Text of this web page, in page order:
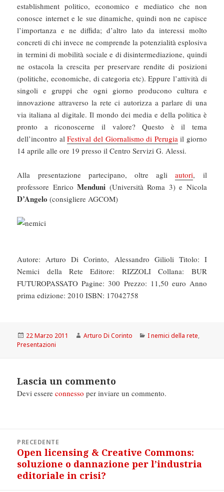
establishment politico, economico e mediatico che non
conosce internet e le sue dinamiche, quindi non ne capisce
l’importanza e ne diffida; d’altro lato da interessi molto
concreti di chi invece ne comprende la potenzialità esplosiva
in termini di mobilità sociale e di disintermediazione, quindi
ne ostacola la crescita per preservare rendite di posizioni
(politiche, economiche, di categoria etc). Eppure l’attività di
singoli e gruppi che ogni giorno producono cultura e
innovazione attraverso la rete ci autorizza a parlare di una
via italiana al digitale. Il mondo dei media e della politica è
pronto a riconoscerne il valore? Questo è il tema
dell’incontro alFestival del Giornalismo di Perugiail giorno
14 aprile alle ore 19 presso il Centro Servizi G. Alessi.
Alla presentazione partecipano, oltre agliautori, il
professore EnricoMenduni (Università Roma 3) e Nicola
D’Angelo (consigliere AGCOM)
Autore: Arturo Di Corinto, Alessandro Gilioli Titolo: I
Nemici della Rete Editore: RIZZOLI Collana: BUR
FUTUROPASSATO Pagine: 300 Prezzo: 11,50 euro Anno
prima edizione: 2010 ISBN: 17042758
Scritto
il
22 Marzo 2011 Autore
Arturo Di Corinto Categorie
I nemici della rete,
Presentazioni
Lascia un commento
Devi essereconnesso per inviare un commento.
articoliPRECEDENTE
Articolo
precedente:
Open licensing & Creative Commons:
soluzione o dannazione per l’industria
editoriale in crisi?